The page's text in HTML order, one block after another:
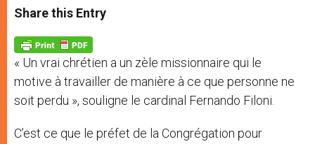
t
s
p
p
s
e
g
e
r
e
b
o
k
Share this Entry
« Un vrai chrétien a un zèle missionnaire qui le
motive à travailler de manière à ce que personne ne
soit perdu », souligne le cardinal Fernando Filoni.
C’est ce que le préfet de la Congrégation pour